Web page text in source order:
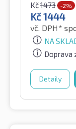
Kč1473 -2%
Kč1444
vč. DPH*
NA
Doprava
Detaily